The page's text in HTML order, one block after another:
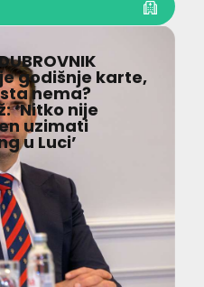
godišnje karte,
nema?
‘Nitko nije
uzimati
u Luci’